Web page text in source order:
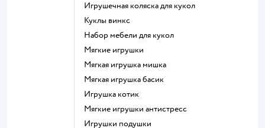
Игрушечная коляска для кукол
Куклы винкс
Набор мебели для кукол
Мягкие игрушки
Мягкая игрушка мишка
Мягкая игрушка басик
Игрушка котик
Мягкие игрушки антистресс
Игрушки подушки